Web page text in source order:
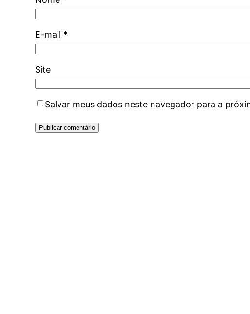
E-mail *
Site
Salvar meus dados neste navegador para a